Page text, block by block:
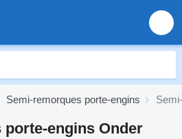
Semi-remorques porte-engins
engins Onder